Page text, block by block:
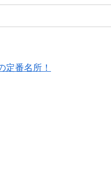
定番名所！